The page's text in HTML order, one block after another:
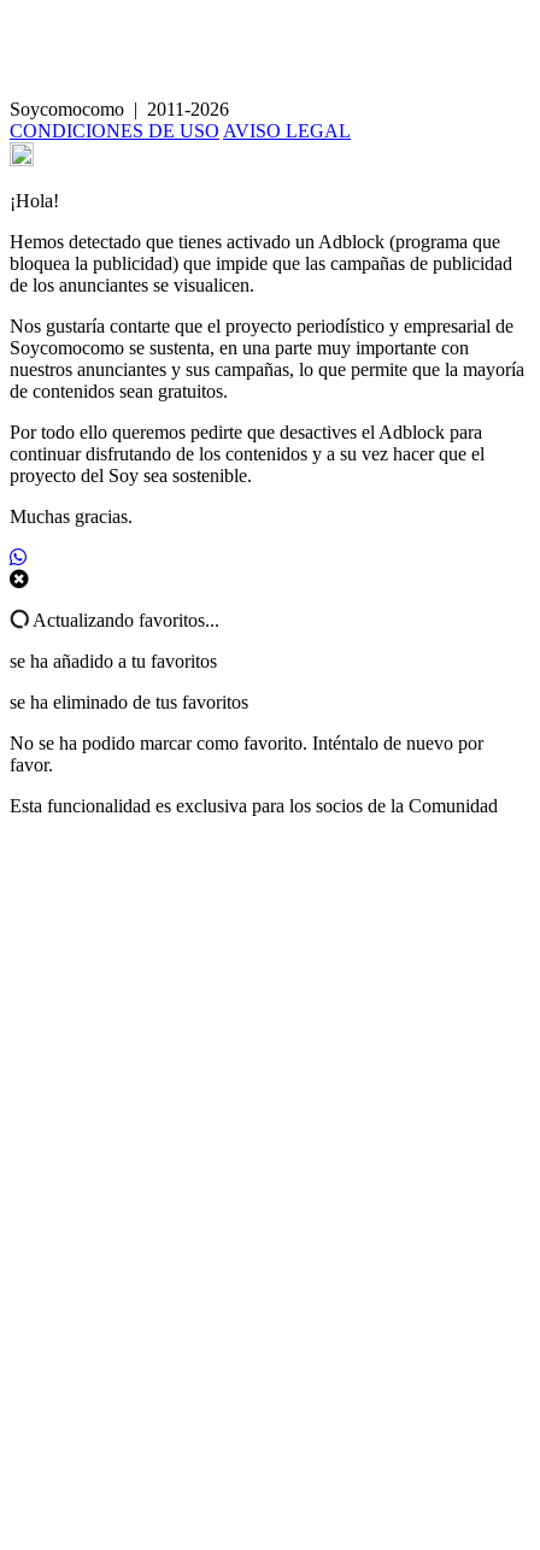
Soycomocomo | 2011-2026
CONDICIONES DE USO AVISO LEGAL
¡Hola!
Hemos detectado que tienes activado un Adblock (programa que
bloquea la publicidad) que impide que las campañas de publicidad
de los anunciantes se visualicen.
Nos gustaría contarte que el proyecto periodístico y empresarial de
Soycomocomo se sustenta, en una parte muy importante con
nuestros anunciantes y sus campañas, lo que permite que la mayoría
de contenidos sean gratuitos.
Por todo ello queremos pedirte que desactives el Adblock para
continuar disfrutando de los contenidos y a su vez hacer que el
proyecto del Soy sea sostenible.
Muchas gracias.
Actualizando favoritos...
se ha añadido a tu favoritos
se ha eliminado de tus favoritos
No se ha podido marcar como favorito. Inténtalo de nuevo por
favor.
Esta funcionalidad es exclusiva para los socios de la Comunidad